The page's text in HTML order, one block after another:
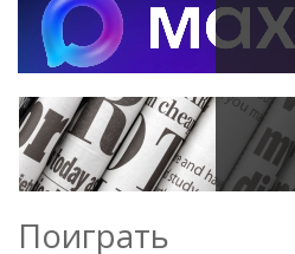
Поиграть